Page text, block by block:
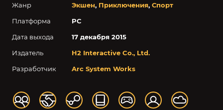
Жанр Экшен, Приключения, Спорт
Платформа
PC
Дата выхода
17 декабря 2015
Издатель
H2 Interactive Co., Ltd.
Разработчик
Arc System Works